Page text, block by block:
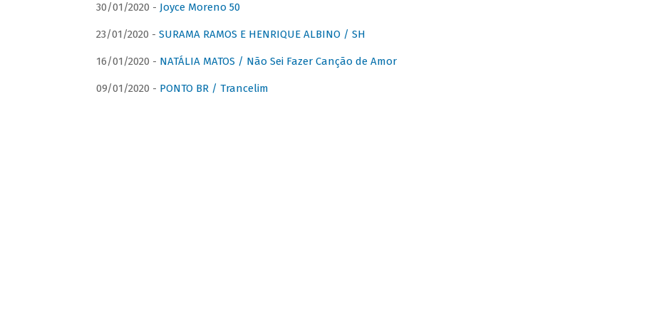
30/01/2020 - Joyce Moreno 50
23/01/2020 - SURAMA RAMOS E HENRIQUE ALBINO / SH
16/01/2020 - NATÁLIA MATOS / Não Sei Fazer Canção de Amor
09/01/2020 - PONTO BR / Trancelim